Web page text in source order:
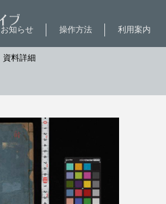
利用案内
操作方法
お知らせ
資料詳細